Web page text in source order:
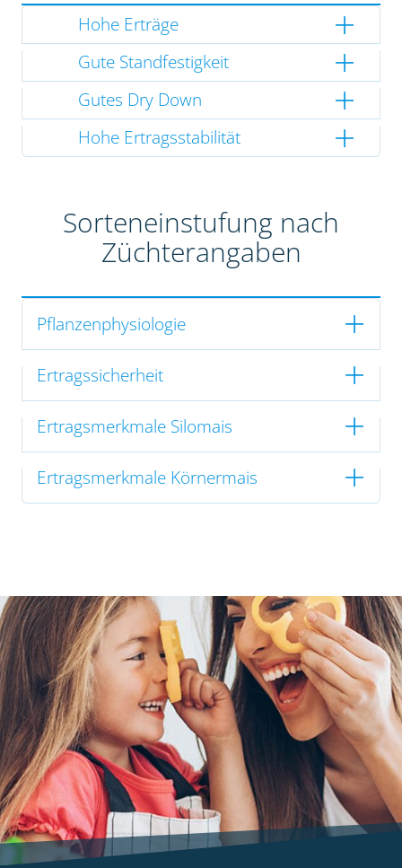
Hohe Erträge
Gute Standfestigkeit
Gutes Dry Down
Hohe Ertragsstabilität
Sorteneinstufung nach
Züchterangaben
Pflanzenphysiologie
Ertragssicherheit
Ertragsmerkmale Silomais
Ertragsmerkmale Körnermais